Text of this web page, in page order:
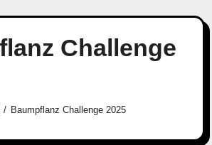
Challenge
Baumpflanz Challenge 2025